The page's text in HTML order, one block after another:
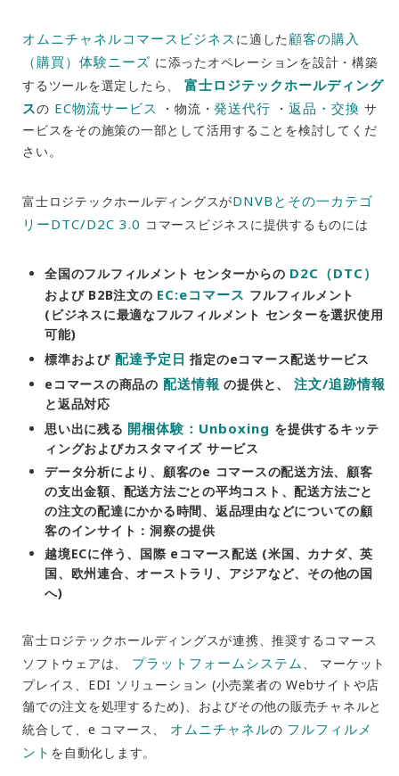
オムニチャネルコマースビジネス に適した 顧客の購入
（購買）体験ニーズ に添ったオペレーションを設計・構築
するツールを選定したら、 富士ロジテックホールディング
スの EC物流サービス ・物流・発送代行 ・ 返品・交換 サ
ービスをその施策の一部として活用することを検討してくだ
さい。
富士ロジテックホールディングスがDNVBとその一カテゴ
リーDTC/D2C 3.0 コマースビジネスに提供するものには
全国のフルフィルメント センターからの D2C（DTC）
および B2B注文の EC:eコマース フルフィルメント
(ビジネスに最適なフルフィルメント センターを選択使用
可能)
標準および 配達予定日 指定のeコマース配送サービス
eコマースの商品の 配送情報 の提供と、 注文/追跡情報
と返品対応
思い出に残る 開梱体験：Unboxing を提供するキッテ
ィングおよびカスタマイズ サービス
データ分析により、顧客のe コマースの配送方法、顧客
の支出金額、配送方法ごとの平均コスト、配送方法ごと
の注文の配達にかかる時間、返品理由などについての顧
客のインサイト：洞察の提供
越境ECに伴う、国際 eコマース配送 (米国、カナダ、英
国、欧州連合、オーストラリ、アジアなど、その他の国
へ)
富士ロジテックホールディングスが連携、推奨するコマース
ソフトウェアは、 プラットフォームシステム、 マーケット
プレイス、EDI ソリューション (小売業者の Webサイトや店
舗での注文を処理するため)、およびその他の販売チャネルと
統合して、e コマース、 オムニチャネルの フルフィルメ
ント を自動化します。